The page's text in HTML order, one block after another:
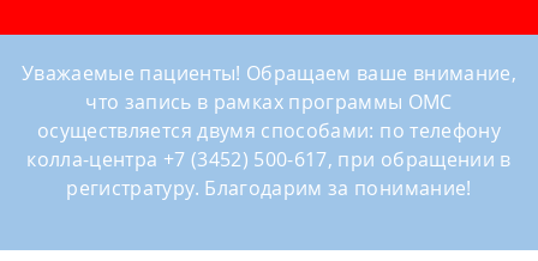
Уважаемые пациенты! Обращаем ваше внимание,
что запись в рамках программы ОМС
осуществляется двумя способами: по телефону
колла-центра +7 (3452) 500-617, при обращении в
регистратуру. Благодарим за понимание!